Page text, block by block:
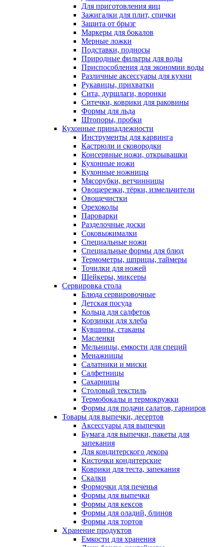
Для приготовления яиц
Зажигалки для плит, спички
Защита от брызг
Маркеры для бокалов
Мерные ложки
Подставки, подносы
Природные фильтры для воды
Приспособления для экономии воды
Различные аксессуары для кухни
Рукавицы, прихватки
Сита, дуршлаги, воронки
Ситечки, коврики для раковины
Формы для льда
Штопоры, пробки
Кухонные принадлежности
Инструменты для карвинга
Кастрюли и сковородки
Консервные ножи, открывашки
Кухонные ножи
Кухонные ножницы
Мясорубки, ветчинницы
Овощерезки, тёрки, измельчители
Овощечистки
Орехоколы
Пароварки
Разделочные доски
Соковыжималки
Специальные ножи
Специальные формы для блюд
Термометры, шприцы, таймеры
Точилки для ножей
Шейкеры, миксеры
Сервировка стола
Блюда сервировочные
Детская посуда
Кольца для салфеток
Корзинки для хлеба
Кувшины, стаканы
Масленки
Мельницы, емкости для специй
Менажницы
Салатники и миски
Салфетницы
Сахарницы
Столовый текстиль
Термобокалы и термокружки
Формы для подачи салатов, гарниров
Товары для выпечки, десертов
Аксессуары для выпечки
Бумага для выпечки, пакеты для
запекания
Для кондитерского декора
Кисточки кондитерские
Коврики для теста, запекания
Скалки
Формочки для печенья
Формы для выпечки
Формы для кексов
Формы для оладий, блинов
Формы для тортов
Хранение продуктов
Емкости для хранения